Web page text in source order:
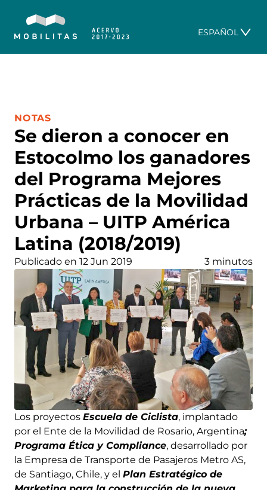
ESPAÑOL
Se dieron a conocer en
Estocolmo los ganadores
del Programa Mejores
Prácticas de la Movilidad
Urbana – UITP América
Latina (2018/2019)
CATEGORÍA:
NOTAS
Publicado en 12 Jun 2019 3 minutos
Los proyectos Escuela de Ciclista, implantado
por el Ente de la Movilidad de Rosario, Argentina;
Programa Ética y Compliance, desarrollado por
la Empresa de Transporte de Pasajeros Metro AS,
de Santiago, Chile, y el Plan Estratégico de